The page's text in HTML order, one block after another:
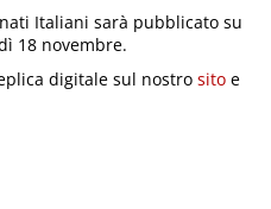
Italiani sarà pubblicato su
18 novembre.
digitale sul nostrosito e